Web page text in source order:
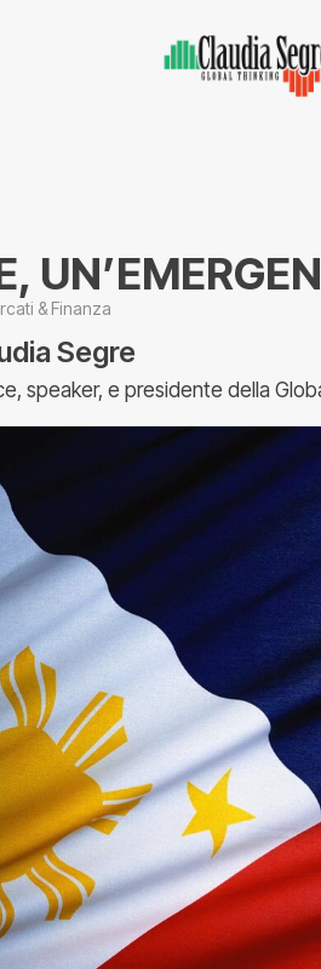
& Finanza
Segre
speaker, e presidente della